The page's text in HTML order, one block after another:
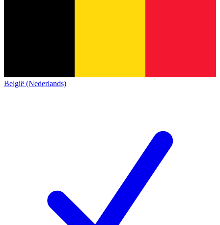
België (Nederlands)